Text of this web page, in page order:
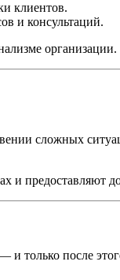
клиентов.
и консультаций.
организации.
сложных
и предоставляют
и только после